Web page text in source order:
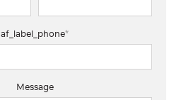
af_label_phone*
Message